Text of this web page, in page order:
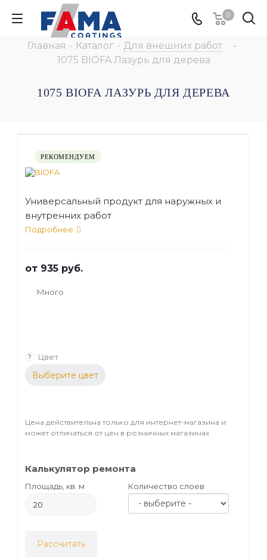
0
Главная - Каталог - Для внешних работ
-
1075 BIOFA Лазурь для дерева
1075 BIOFA ЛАЗУРЬ ДЛЯ ДЕРЕВА
РЕКОМЕНДУЕМ
Универсальный продукт для наружных и
внутренних работ
Подробнее
от 935 руб.
Много
? Цвет
Выберите цвет
Цена действительна только для интернет-магазина и
может отличаться от цен в розничных магазинах
Калькулятор ремонта
Площадь, кв. м Количество слоев
Рассчитать